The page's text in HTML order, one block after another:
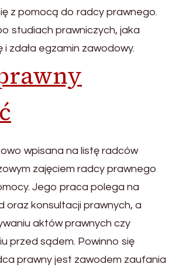
z pomocą do radcy prawnego.
studiach prawniczych, jaka
i zdała egzamin zawodowy.
wpisana na listę radców
zajęciem radcy prawnego
Jego praca polega na
oraz konsultacji prawnych, a
aktów prawnych czy
przed sądem. Powinno się
prawny jest zawodem zaufania